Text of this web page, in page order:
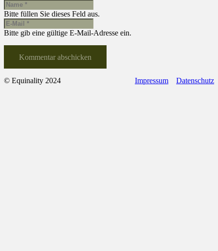
Bitte füllen Sie dieses Feld aus.
Bitte gib eine gültige E-Mail-Adresse ein.
Kommentar abschicken
© Equinality 2024 Impressum Datenschutz